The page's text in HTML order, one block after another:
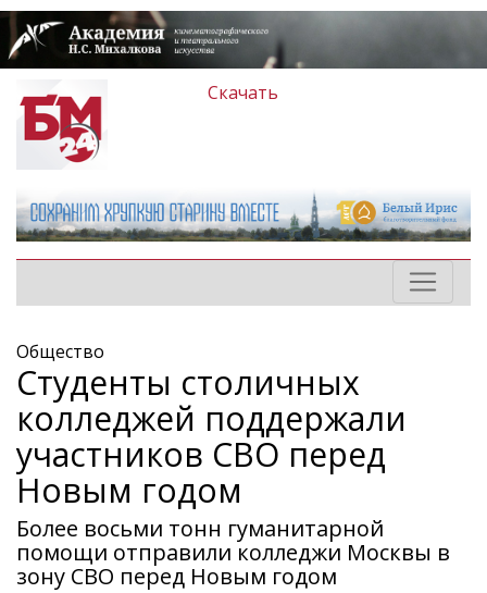
Скачать
Общество
Студенты столичных
колледжей поддержали
участников СВО перед
Новым годом
Более восьми тонн гуманитарной
помощи отправили колледжи Москвы в
зону СВО перед Новым годом